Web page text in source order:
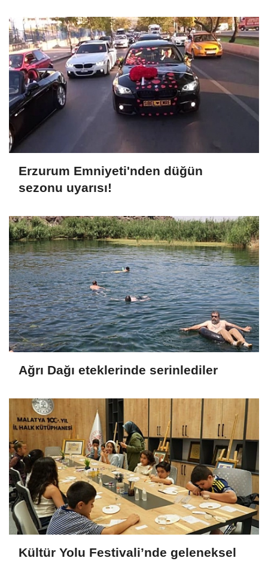
Erzurum Emniyeti'nden düğün
sezonu uyarısı!
Ağrı Dağı eteklerinde serinlediler
Kültür Yolu Festivali’nde geleneksel